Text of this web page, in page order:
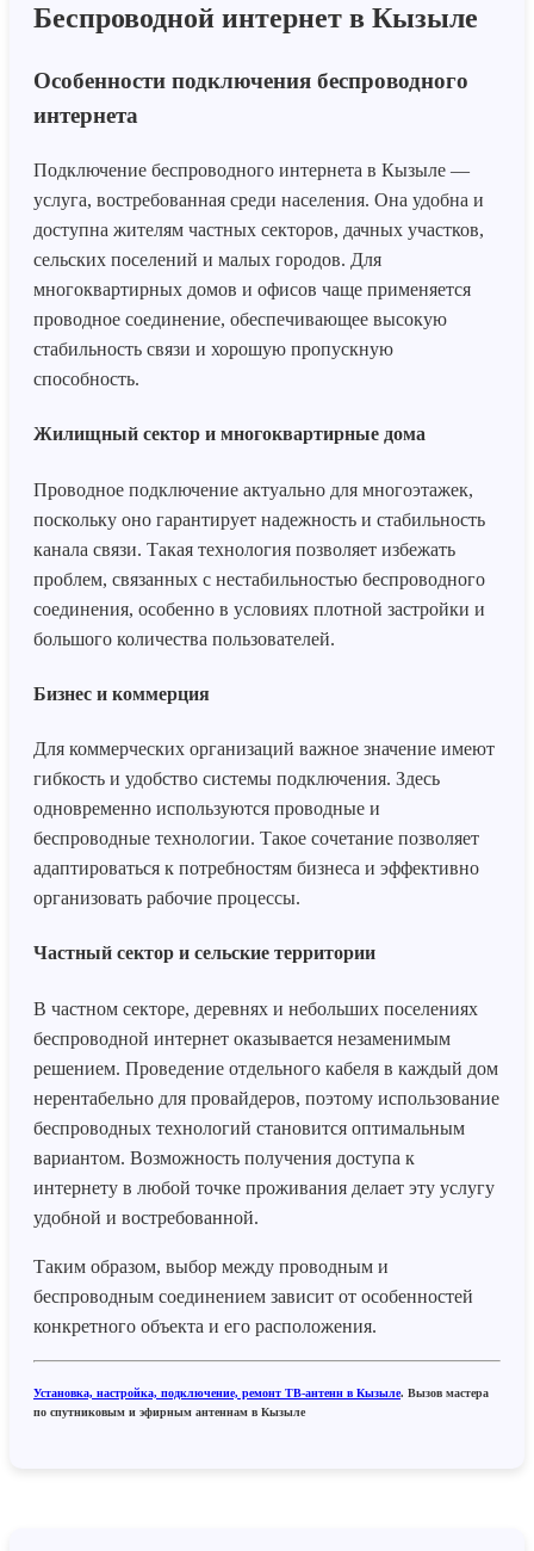
Беспроводной интернет в Кызыле
Особенности подключения беспроводного
интернета
Подключение беспроводного интернета в Кызыле —
услуга, востребованная среди населения. Она удобна и
доступна жителям частных секторов, дачных участков,
сельских поселений и малых городов. Для
многоквартирных домов и офисов чаще применяется
проводное соединение, обеспечивающее высокую
стабильность связи и хорошую пропускную
способность.
Жилищный сектор и многоквартирные дома
Проводное подключение актуально для многоэтажек,
поскольку оно гарантирует надежность и стабильность
канала связи. Такая технология позволяет избежать
проблем, связанных с нестабильностью беспроводного
соединения, особенно в условиях плотной застройки и
большого количества пользователей.
Бизнес и коммерция
Для коммерческих организаций важное значение имеют
гибкость и удобство системы подключения. Здесь
одновременно используются проводные и
беспроводные технологии. Такое сочетание позволяет
адаптироваться к потребностям бизнеса и эффективно
организовать рабочие процессы.
Частный сектор и сельские территории
В частном секторе, деревнях и небольших поселениях
беспроводной интернет оказывается незаменимым
решением. Проведение отдельного кабеля в каждый дом
нерентабельно для провайдеров, поэтому использование
беспроводных технологий становится оптимальным
вариантом. Возможность получения доступа к
интернету в любой точке проживания делает эту услугу
удобной и востребованной.
Таким образом, выбор между проводным и
беспроводным соединением зависит от особенностей
конкретного объекта и его расположения.
Установка, настройка, подключение, ремонт ТВ-антенн в Кызыле. Вызов мастера
по спутниковым и эфирным антеннам в Кызыле